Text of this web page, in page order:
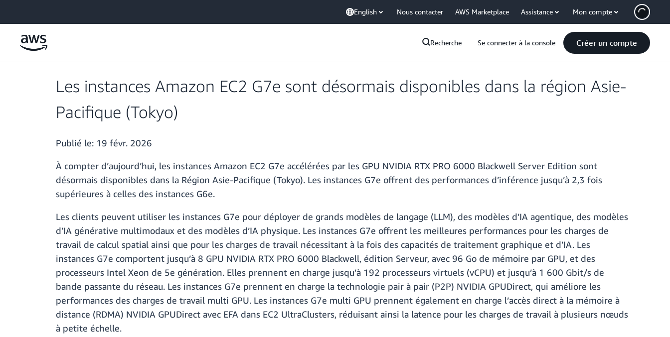
English Nous contacter AWS Marketplace Assistance Mon compte
Recherche Se connecter à la console Créer un compte
Les instances Amazon EC2 G7e sont désormais disponibles dans la région Asie-
Pacifique (Tokyo)
Publié le: 19 févr. 2026
À compter d’aujourd’hui, les instances Amazon EC2 G7e accélérées par les GPU NVIDIA RTX PRO 6000 Blackwell Server Edition sont
désormais disponibles dans la Région Asie-Pacifique (Tokyo). Les instances G7e offrent des performances d’inférence jusqu’à 2,3 fois
supérieures à celles des instances G6e.
Les clients peuvent utiliser les instances G7e pour déployer de grands modèles de langage (LLM), des modèles d’IA agentique, des modèles
d’IA générative multimodaux et des modèles d’IA physique. Les instances G7e offrent les meilleures performances pour les charges de
travail de calcul spatial ainsi que pour les charges de travail nécessitant à la fois des capacités de traitement graphique et d’IA. Les
instances G7e comportent jusqu’à 8 GPU NVIDIA RTX PRO 6000 Blackwell, édition Serveur, avec 96 Go de mémoire par GPU, et des
processeurs Intel Xeon de 5e génération. Elles prennent en charge jusqu’à 192 processeurs virtuels (vCPU) et jusqu’à 1 600 Gbit/s de
bande passante du réseau. Les instances G7e prennent en charge la technologie pair à pair (P2P) NVIDIA GPUDirect, qui améliore les
performances des charges de travail multi GPU. Les instances G7e multi GPU prennent également en charge l’accès direct à la mémoire à
distance (RDMA) NVIDIA GPUDirect avec EFA dans EC2 UltraClusters, réduisant ainsi la latence pour les charges de travail à plusieurs nœuds
à petite échelle.